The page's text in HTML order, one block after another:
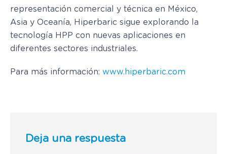
representación comercial y técnica en México,
Asia y Oceanía, Hiperbaric sigue explorando la
tecnología HPP con nuevas aplicaciones en
diferentes sectores industriales.
Para más información: www.hiperbaric.com
Deja una respuesta